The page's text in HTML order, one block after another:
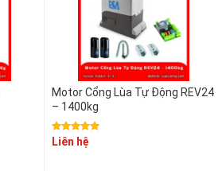
Motor Cổng Lùa Tự Động REV24
– 1400kg
Liên hệ